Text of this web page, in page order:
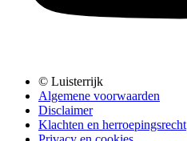
© Luisterrijk
Algemene voorwaarden
Disclaimer
Klachten en herroepingsrecht